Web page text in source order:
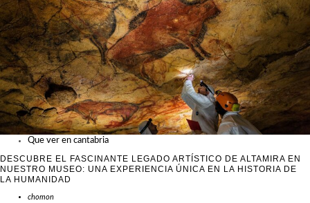
Que ver en cantabria
DESCUBRE EL FASCINANTE LEGADO ARTÍSTICO DE ALTAMIRA EN
NUESTRO MUSEO: UNA EXPERIENCIA ÚNICA EN LA HISTORIA DE
LA HUMANIDAD
chomon